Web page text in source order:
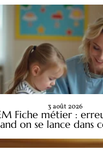
Fiche métier :
on se lance dans
3 août 2026